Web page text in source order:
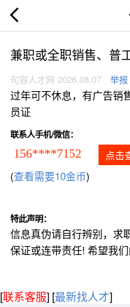
兼职或全职销售、普
句容人才网 2026.08.07 举报
过年可不休息，有广告销
员证
联系人手机/微信：
156****7152 点击
(查看需要10金币)
特此声明：
信息真伪请自行辨别，求
保证或连带责任! 希望我
[联系客服] [最新找人才]